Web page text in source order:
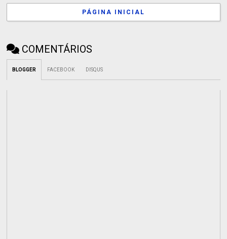
PÁGINA INICIAL
COMENTÁRIOS
BLOGGER FACEBOOK DISQUS